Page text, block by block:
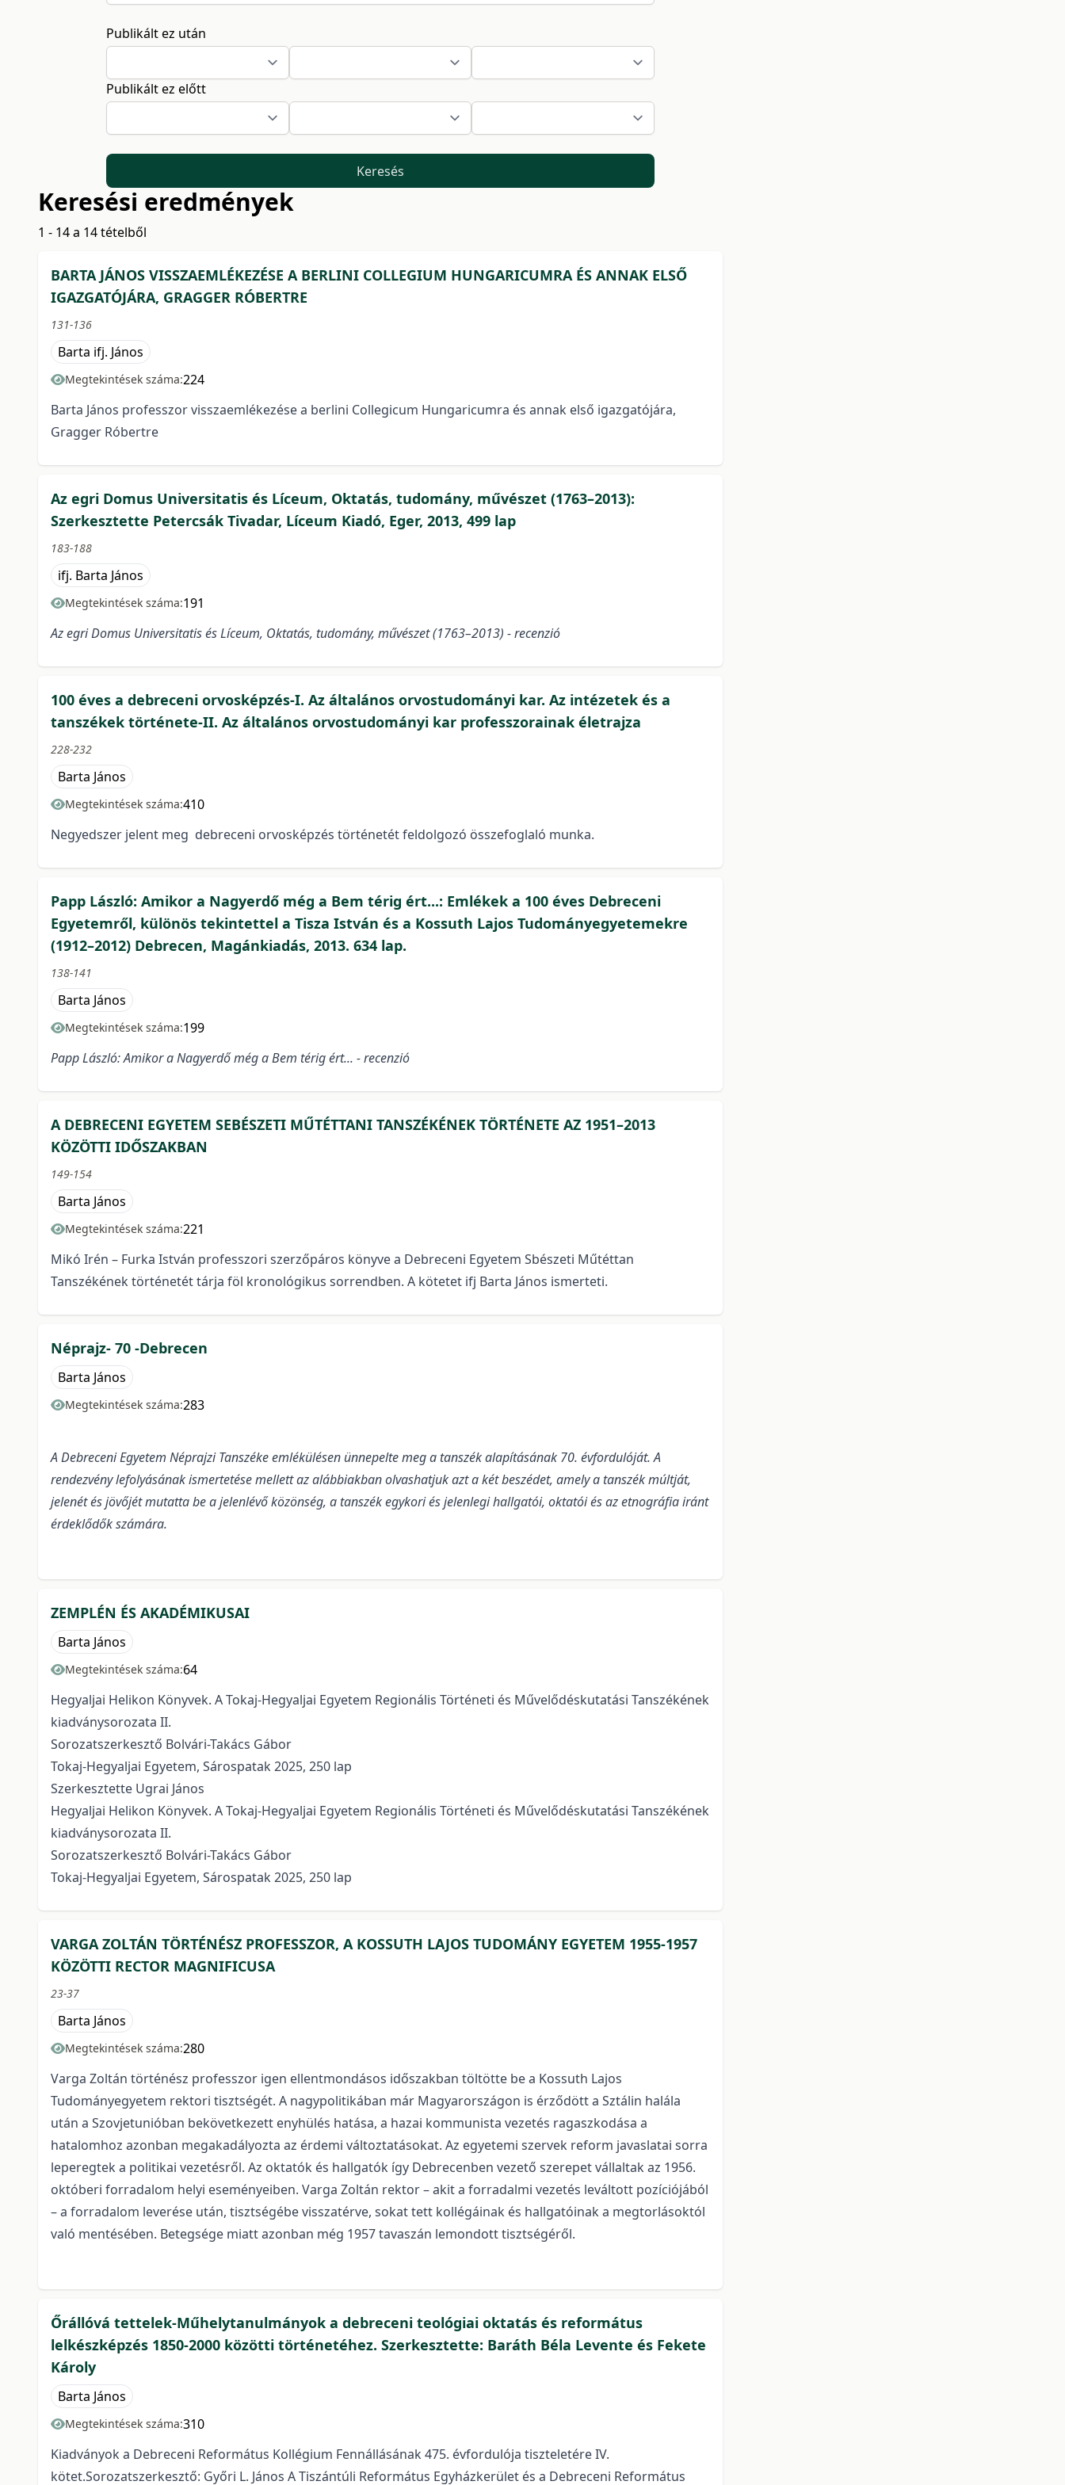
Publikált ez után
Publikált ez előtt
Keresés
Keresési eredmények
1 - 14 a 14 tételből
BARTA JÁNOS VISSZAEMLÉKEZÉSE A BERLINI COLLEGIUM HUNGARICUMRA ÉS ANNAK ELSŐ
IGAZGATÓJÁRA, GRAGGER RÓBERTRE
131-136
Barta ifj. János
Megtekintések száma:224
Barta János professzor visszaemlékezése a berlini Collegicum Hungaricumra és annak első igazgatójára,
Gragger Róbertre
Az egri Domus Universitatis és Líceum, Oktatás, tudomány, művészet (1763–2013):
Szerkesztette Petercsák Tivadar, Líceum Kiadó, Eger, 2013, 499 lap
183-188
ifj. Barta János
Megtekintések száma:191
Az egri Domus Universitatis és Líceum, Oktatás, tudomány, művészet (1763–2013) - recenzió
100 éves a debreceni orvosképzés-I. Az általános orvostudományi kar. Az intézetek és a
tanszékek története-II. Az általános orvostudományi kar professzorainak életrajza
228-232
Barta János
Megtekintések száma:410
Negyedszer jelent meg debreceni orvosképzés történetét feldolgozó összefoglaló munka.
Papp László: Amikor a Nagyerdő még a Bem térig ért...: Emlékek a 100 éves Debreceni
Egyetemről, különös tekintettel a Tisza István és a Kossuth Lajos Tudományegyetemekre
(1912–2012) Debrecen, Magánkiadás, 2013. 634 lap.
138-141
Barta János
Megtekintések száma:199
Papp László: Amikor a Nagyerdő még a Bem térig ért... - recenzió
A DEBRECENI EGYETEM SEBÉSZETI MŰTÉTTANI TANSZÉKÉNEK TÖRTÉNETE AZ 1951–2013
KÖZÖTTI IDŐSZAKBAN
149-154
Barta János
Megtekintések száma:221
Mikó Irén – Furka István professzori szerzőpáros könyve a Debreceni Egyetem Sbészeti Műtéttan
Tanszékének történetét tárja föl kronológikus sorrendben. A kötetet ifj Barta János ismerteti.
Néprajz- 70 -Debrecen
Barta János
Megtekintések száma:283
A Debreceni Egyetem Néprajzi Tanszéke emlékülésen ünnepelte meg a tanszék alapításának 70. évfordulóját. A
rendezvény lefolyásának ismertetése mellett az alábbiakban olvashatjuk azt a két beszédet, amely a tanszék múltját,
jelenét és jövőjét mutatta be a jelenlévő közönség, a tanszék egykori és jelenlegi hallgatói, oktatói és az etnográfia iránt
érdeklődők számára.
ZEMPLÉN ÉS AKADÉMIKUSAI
Barta János
Megtekintések száma:64
Hegyaljai Helikon Könyvek. A Tokaj-Hegyaljai Egyetem Regionális Történeti és Művelődéskutatási Tanszékének
kiadványsorozata II.
Sorozatszerkesztő Bolvári-Takács Gábor
Tokaj-Hegyaljai Egyetem, Sárospatak 2025, 250 lap
Szerkesztette Ugrai János
Hegyaljai Helikon Könyvek. A Tokaj-Hegyaljai Egyetem Regionális Történeti és Művelődéskutatási Tanszékének
kiadványsorozata II.
Sorozatszerkesztő Bolvári-Takács Gábor
Tokaj-Hegyaljai Egyetem, Sárospatak 2025, 250 lap
VARGA ZOLTÁN TÖRTÉNÉSZ PROFESSZOR, A KOSSUTH LAJOS TUDOMÁNY EGYETEM 1955-1957
KÖZÖTTI RECTOR MAGNIFICUSA
23-37
Barta János
Megtekintések száma:280
Varga Zoltán történész professzor igen ellentmondásos időszakban töltötte be a Kossuth Lajos
Tudományegyetem rektori tisztségét. A nagypolitikában már Magyarországon is érződött a Sztálin halála
után a Szovjetunióban bekövetkezett enyhülés hatása, a hazai kommunista vezetés ragaszkodása a
hatalomhoz azonban megakadályozta az érdemi változtatásokat. Az egyetemi szervek reform javaslatai sorra
leperegtek a politikai vezetésről. Az oktatók és hallgatók így Debrecenben vezető szerepet vállaltak az 1956.
októberi forradalom helyi eseményeiben. Varga Zoltán rektor – akit a forradalmi vezetés leváltott pozíciójából
– a forradalom leverése után, tisztségébe visszatérve, sokat tett kollégáinak és hallgatóinak a megtorlásoktól
való mentésében. Betegsége miatt azonban még 1957 tavaszán lemondott tisztségéről.
Őrállóvá tettelek-Műhelytanulmányok a debreceni teológiai oktatás és református
lelkészképzés 1850-2000 közötti történetéhez. Szerkesztette: Baráth Béla Levente és Fekete
Károly
Barta János
Megtekintések száma:310
Kiadványok a Debreceni Református Kollégium Fennállásának 475. évfordulója tiszteletére IV.
kötet.Sorozatszerkesztő: Győri L. János A Tiszántúli Református Egyházkerület és a Debreceni Református